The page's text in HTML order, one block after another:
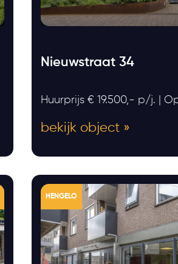
Nieuwstraat 34
Huurprijs € 19.500,- p/j. |
bekijk object »
HENGELO